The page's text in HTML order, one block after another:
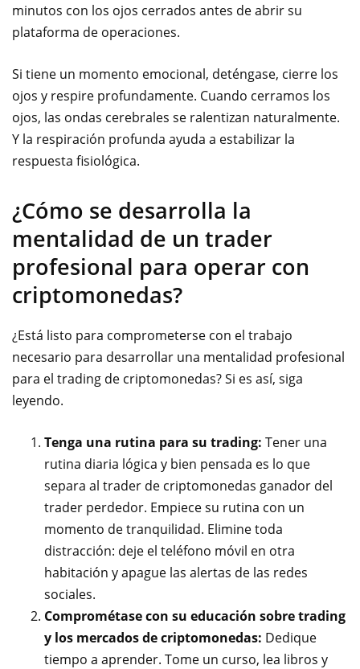
minutos con los ojos cerrados antes de abrir su
plataforma de operaciones.
Si tiene un momento emocional, deténgase, cierre los
ojos y respire profundamente. Cuando cerramos los
ojos, las ondas cerebrales se ralentizan naturalmente.
Y la respiración profunda ayuda a estabilizar la
respuesta fisiológica.
¿Cómo se desarrolla la
mentalidad de un trader
profesional para operar con
criptomonedas?
¿Está listo para comprometerse con el trabajo
necesario para desarrollar una mentalidad profesional
para el trading de criptomonedas? Si es así, siga
leyendo.
Tenga una rutina para su trading: Tener una
rutina diaria lógica y bien pensada es lo que
separa al trader de criptomonedas ganador del
trader perdedor. Empiece su rutina con un
momento de tranquilidad. Elimine toda
distracción: deje el teléfono móvil en otra
habitación y apague las alertas de las redes
sociales.
Comprométase con su educación sobre trading
y los mercados de criptomonedas: Dedique
tiempo a aprender. Tome un curso, lea libros y